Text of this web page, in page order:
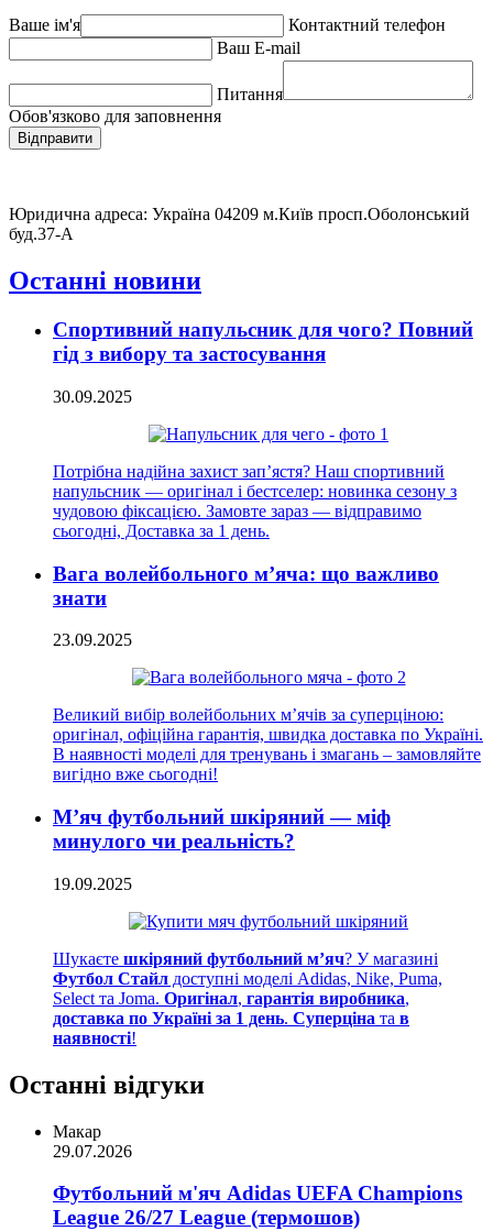
Ваше ім'я
Контактний телефон
Ваш E-mail
Питання
Обов'язково для заповнення
Відправити
Юридична адреса: Україна 04209 м.Київ просп.Оболонський
буд.37-А
Останні новини
Спортивний напульсник для чого? Повний
гід з вибору та застосування
30.09.2025
Потрібна надійна захист зап’ястя? Наш спортивний
напульсник — оригінал і бестселер: новинка сезону з
чудовою фіксацією. Замовте зараз — відправимо
сьогодні, Доставка за 1 день.
Вага волейбольного м’яча: що важливо
знати
23.09.2025
Великий вибір волейбольних м’ячів за суперціною:
оригінал, офіційна гарантія, швидка доставка по Україні.
В наявності моделі для тренувань і змагань – замовляйте
вигідно вже сьогодні!
М’яч футбольний шкіряний — міф
минулого чи реальність?
19.09.2025
Шукаєте шкіряний футбольний м’яч? У магазині
Футбол Стайл доступні моделі Adidas, Nike, Puma,
Select та Joma. Оригінал, гарантія виробника,
доставка по Україні за 1 день. Суперціна та в
наявності!
Останні відгуки
Макар
29.07.2026
Футбольний м'яч Adidas UEFA Champions
League 26/27 League (термошов)